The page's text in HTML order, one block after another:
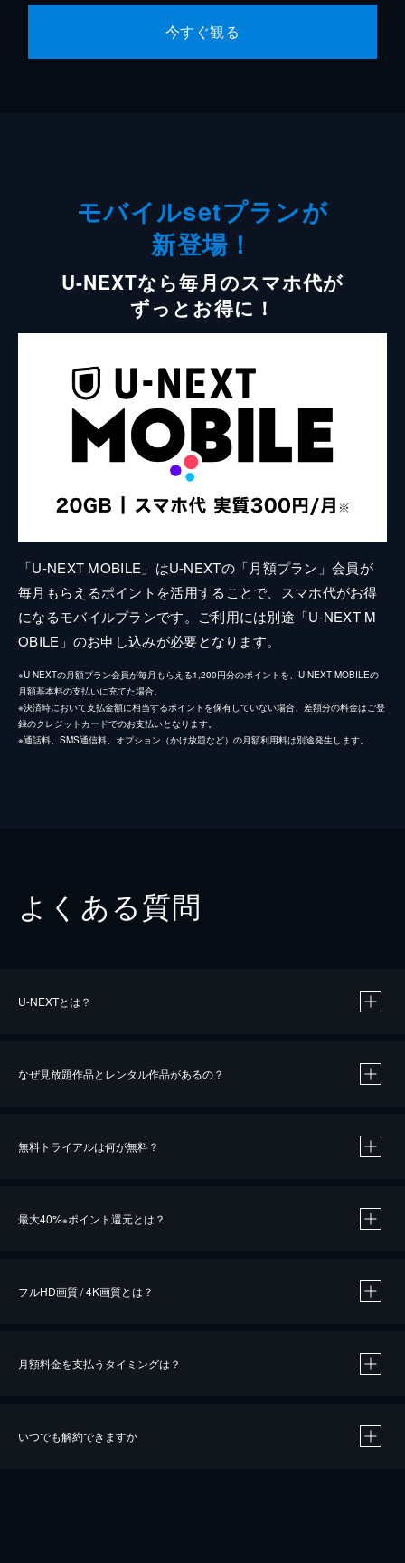
今すぐ観る
モバイルsetプランが
新登場！
U-NEXTなら毎月のスマホ代が
ずっとお得に！
「U-NEXT MOBILE」はU-NEXTの「月額プラン」会員が
毎月もらえるポイントを活用することで、スマホ代がお得
になるモバイルプランです。ご利用には別途「U-NEXT M
OBILE」のお申し込みが必要となります。
※U-NEXTの月額プラン会員が毎月もらえる1,200円分のポイントを、U-NEXT MOBILEの
月額基本料の支払いに充てた場合。
※決済時において支払金額に相当するポイントを保有していない場合、差額分の料金はご登
録のクレジットカードでのお支払いとなります。
※通話料、SMS通信料、オプション（かけ放題など）の月額利用料は別途発生します。
よくある質問
U-NEXTとは？
なぜ見放題作品とレンタル作品があるの？
無料トライアルは何が無料？
最大40%※ポイント還元とは？
※40％ポイント還元の対象は、クレジットカード決済による作品の購入 / レンタルです。
iOSアプリのUコイン決済による作品の購入 / レンタルは、20％のポイント還元です。
フルHD画質 / 4K画質とは？
月額料金を支払うタイミングは？
いつでも解約できますか